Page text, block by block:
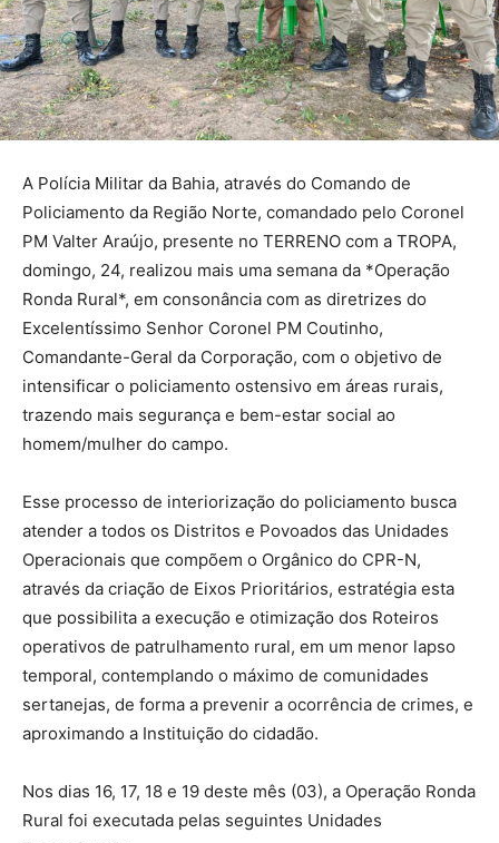
A Polícia Militar da Bahia, através do Comando de
Policiamento da Região Norte, comandado pelo Coronel
PM Valter Araújo, presente no TERRENO com a TROPA,
domingo, 24, realizou mais uma semana da *Operação
Ronda Rural*, em consonância com as diretrizes do
Excelentíssimo Senhor Coronel PM Coutinho,
Comandante-Geral da Corporação, com o objetivo de
intensificar o policiamento ostensivo em áreas rurais,
trazendo mais segurança e bem-estar social ao
homem/mulher do campo.
Esse processo de interiorização do policiamento busca
atender a todos os Distritos e Povoados das Unidades
Operacionais que compõem o Orgânico do CPR-N,
através da criação de Eixos Prioritários, estratégia esta
que possibilita a execução e otimização dos Roteiros
operativos de patrulhamento rural, em um menor lapso
temporal, contemplando o máximo de comunidades
sertanejas, de forma a prevenir a ocorrência de crimes, e
aproximando a Instituição do cidadão.
Nos dias 16, 17, 18 e 19 deste mês (03), a Operação Ronda
Rural foi executada pelas seguintes Unidades